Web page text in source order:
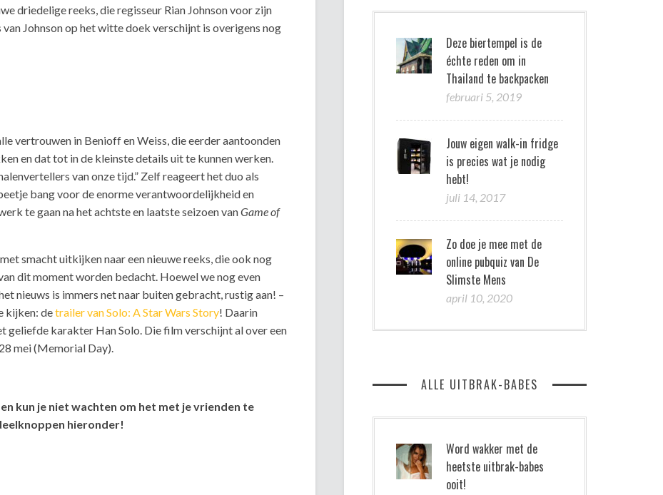
driedelige reeks, die regisseur Rian Johnson voor zijn
Johnson op het witte doek verschijnt is overigens nog
vertrouwen in Benioff en Weiss, die eerder aantoonden
en dat tot in de kleinste details uit te kunnen werken.
van onze tijd.” Zelf reageert het duo als
bang voor de enorme verantwoordelijkheid en
te gaan na het achtste en laatste seizoen vanGame of
smacht uitkijken naar een nieuwe reeks, die ook nog
dit moment worden bedacht. Hoewel we nog even
nieuws is immers net naar buiten gebracht, rustig aan! –
kijken: detrailer van Solo: A Star Wars Story! Daarin
karakter Han Solo. Die film verschijnt al over een
mei (Memorial Day).
kun je niet wachten om het met je vrienden te
hieronder!
Deze biertempel is de
échte reden om in
Thailand te backpacken
februari 5, 2019
Jouw eigen walk-in fridge
is precies wat je nodig
hebt!
juli 14, 2017
Zo doe je mee met de
online pubquiz van De
Slimste Mens
april 10, 2020
ALLE UITBRAK-BABES
Word wakker met de
heetste uitbrak-babes
ooit!